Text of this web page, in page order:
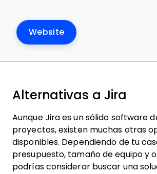
Website
Alternativas a Jira
Aunque Jira es un sólido software
proyectos, existen muchas otras
disponibles. Dependiendo de tu
presupuesto, tamaño de equipo y
podrías considerar buscar una